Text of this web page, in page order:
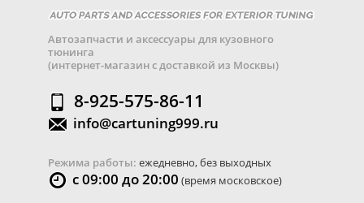
Автозапчасти и аксессуары для кузовного
тюнинга
(интернет-магазин с доставкой из Москвы)
8-925-575-86-11
info@cartuning999.ru
Режима работы: ежедневно, без выходных
с 09:00 до 20:00 (время московское)